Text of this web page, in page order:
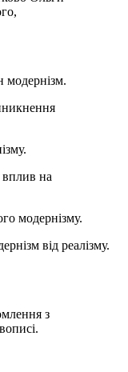
модернізм.
вплив на
модернізму.
від реалізму.
з